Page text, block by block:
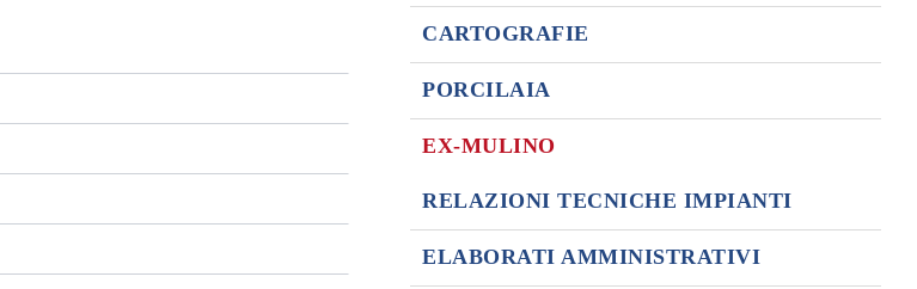
CARTOGRAFIE
PORCILAIA
EX-MULINO
RELAZIONI TECNICHE IMPIANTI
ELABORATI AMMINISTRATIVI